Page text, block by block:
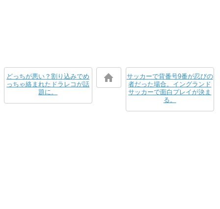
どっちが悪い？割り込みでめ
っちゃ絡まれたドラレコが話
題に。
サッカーで背番号9番が忍びの
者だった場合。イングランド
サッカーで面白プレイが決ま
る。